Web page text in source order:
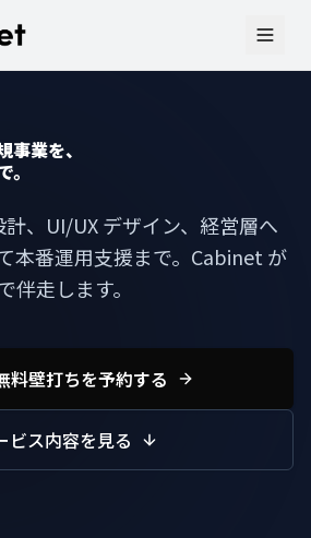
事業を、
、UI/UX デザイン、経営層へ
本番運用支援まで。Cabinet が
伴走します。
料壁打ちを予約する
ビス内容を見る